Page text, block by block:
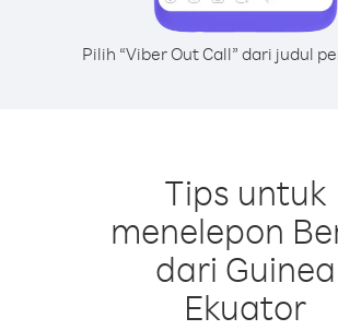
Pilih “Viber Out Call” dari judul
Tips untuk
menelepon
dari Guinea
Ekuator